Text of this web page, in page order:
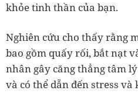
khỏe tinh thần của bạn.
Nghiên cứu cho thấy rằng
bao gồm quấy rối, bắt nạt
nhân gây căng thẳng tâm
và có thể dẫn đến stress và